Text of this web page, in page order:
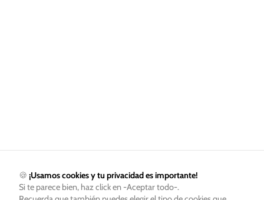
🍪 ¡Usamos cookies y tu privacidad es importante!
Si te parece bien, haz click en -Aceptar todo-.